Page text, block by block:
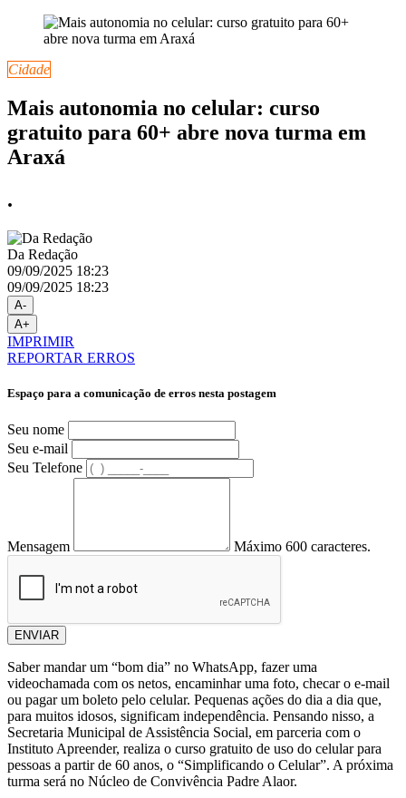
Cidade
Mais autonomia no celular: curso
gratuito para 60+ abre nova turma em
Araxá
.
Da Redação
09/09/2025 18:23
09/09/2025 18:23
A-
A+
IMPRIMIR
REPORTAR ERROS
Espaço para a comunicação de erros nesta postagem
Seu nome
Seu e-mail
Seu Telefone
Mensagem Máximo 600 caracteres.
ENVIAR
Saber mandar um “bom dia” no WhatsApp, fazer uma
videochamada com os netos, encaminhar uma foto, checar o e-mail
ou pagar um boleto pelo celular. Pequenas ações do dia a dia que,
para muitos idosos, significam independência. Pensando nisso, a
Secretaria Municipal de Assistência Social, em parceria com o
Instituto Apreender, realiza o curso gratuito de uso do celular para
pessoas a partir de 60 anos, o “Simplificando o Celular”. A próxima
turma será no Núcleo de Convivência Padre Alaor.